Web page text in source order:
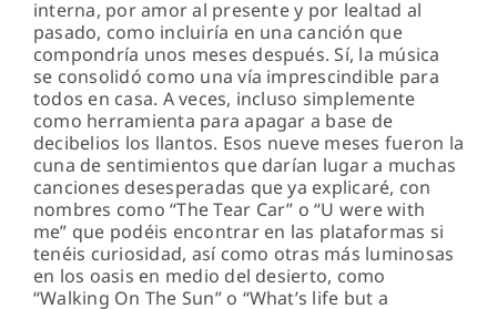
interna, por amor al presente y por lealtad al
pasado, como incluiría en una canción que
compondría unos meses después. Sí, la música
se consolidó como una vía imprescindible para
todos en casa. A veces, incluso simplemente
como herramienta para apagar a base de
decibelios los llantos. Esos nueve meses fueron la
cuna de sentimientos que darían lugar a muchas
canciones desesperadas que ya explicaré, con
nombres como “The Tear Car” o “U were with
me” que podéis encontrar en las plataformas si
tenéis curiosidad, así como otras más luminosas
en los oasis en medio del desierto, como
“Walking On The Sun” o “What’s life but a